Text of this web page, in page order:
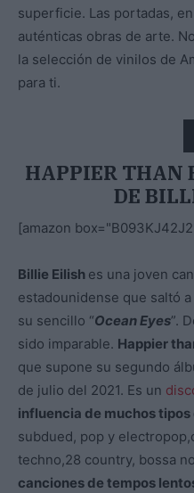
superficie. Las portadas,
auténticas obras de arte.
la selección de vinilos de
para ti.
HAPPIER THAN
DE
[amazon
Billie Eilish es una joven
estadounidense que saltó a
su sencillo “Ocean Eyes”.
sido imparable. Happier
que supone su segundo
de julio del 2021. Es un
influencia de muchos tipos
subdued,​ pop​ y
techno,28​ country, bossa
canciones de tempos